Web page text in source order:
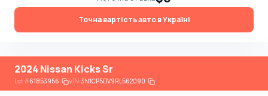
Точна вартість авто в Україні
2024 Nissan Kicks Sr
Lot#61853956 VIN:3N1CP5DV9RL562090